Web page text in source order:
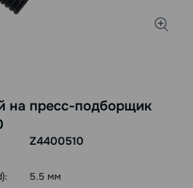
на пресс-подборщик
Z4400510
5.5 мм